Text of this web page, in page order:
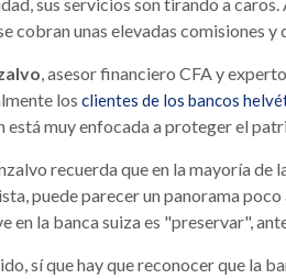
sus servicios son tirando a
cobran unas elevadas comisiones
, asesor financiero CFA y
los clientes de los bancos
está muy enfocada a proteger el
recuerda que en la mayoría
puede parecer un panorama
en la banca suiza es "preservar",
sí que hay que reconocer que la